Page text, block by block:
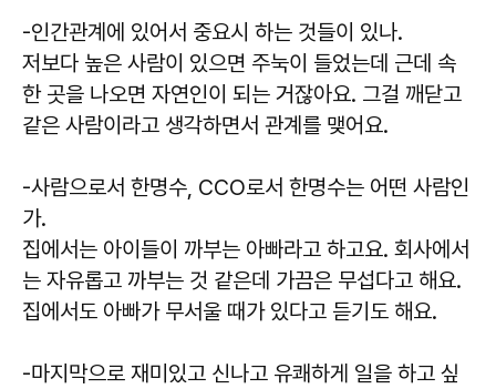
-인간관계에 있어서 중요시 하는 것들이 있나.
저보다 높은 사람이 있으면 주눅이 들었는데 근데 속
한 곳을 나오면 자연인이 되는 거잖아요. 그걸 깨닫고
같은 사람이라고 생각하면서 관계를 맺어요.
-사람으로서 한명수, CCO로서 한명수는 어떤 사람인
가.
집에서는 아이들이 까부는 아빠라고 하고요. 회사에서
는 자유롭고 까부는 것 같은데 가끔은 무섭다고 해요.
집에서도 아빠가 무서울 때가 있다고 듣기도 해요.
-마지막으로 재미있고 신나고 유쾌하게 일을 하고 싶